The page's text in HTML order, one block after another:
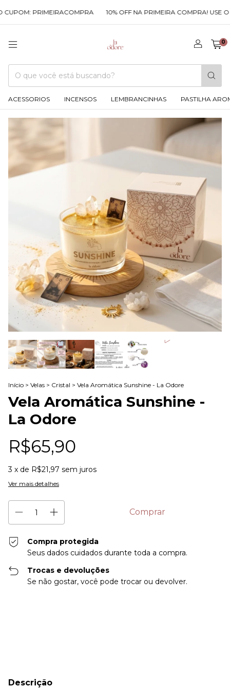
PRIMEIRACOMPRA 10% OFF NA PRIMEIRA COMPRA! USE O
0
ACESSORIOS INCENSOS LEMBRANCINHAS PASTILHA
Início > Velas > Cristal > Vela Aromática Sunshine - La Odore
Vela Aromática Sunshine -
La Odore
R$65,90
3 x de R$21,97 sem juros
Ver mais detalhes
Compra protegida
Seus dados cuidados durante toda a compra.
Trocas e devoluções
Se não gostar, você pode trocar ou devolver.
Descrição